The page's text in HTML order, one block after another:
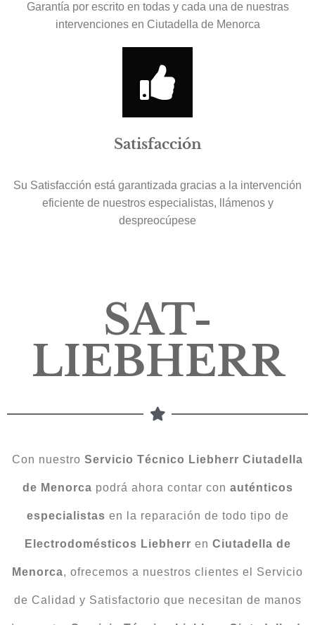
Garantía por escrito en todas y cada una de nuestras
intervenciones en Ciutadella de Menorca
Satisfacción
Su Satisfacción está garantizada gracias a la intervención
eficiente de nuestros especialistas, llámenos y
despreocúpese
SAT-
LIEBHERR
Con nuestro Servicio Técnico Liebherr Ciutadella
de Menorca podrá ahora contar con auténticos
especialistas en la reparación de todo tipo de
Electrodomésticos Liebherr en Ciutadella de
Menorca, ofrecemos a nuestros clientes el Servicio
de Calidad y Satisfactorio que necesitan de manos